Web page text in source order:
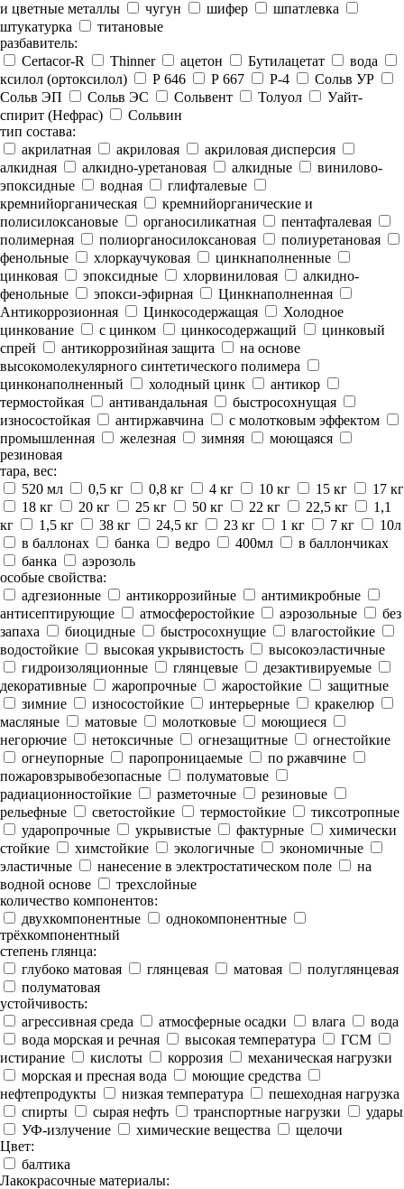
и цветные металлы
чугун шифер
шпатлевка
штукатурка
титановые
разбавитель:
Certacor-R
Thinner ацетон Бутилацетат
вода
ксилол (ортоксилол)
Р 646 Р 667 Р-4
Сольв УР
Сольв ЭП
Сольв ЭС Сольвент Толуол
Уайт-
спирит (Нефрас)
Сольвин
тип состава:
акрилатная
акриловая
акриловая дисперсия
алкидная
алкидно-уретановая алкидные
винилово-
эпоксидные
водная
глифталевые
кремнийорганическая
кремнийорганические и
полисилоксановые
органосиликатная
пентафталевая
полимерная
полиорганосилоксановая
полиуретановая
фенольные
хлоркаучуковая
цинкнаполненные
цинковая
эпоксидные хлорвиниловая
алкидно-
фенольные
эпокси-эфирная
Цинкнаполненная
Антикоррозионная
Цинкосодержащая
Холодное
цинкование
с цинком цинкосодержащий
цинковый
спрей
антикоррозийная защита
на основе
высокомолекулярного синтетического полимера
цинконаполненный
холодный цинк
антикор
термостойкая
антивандальная
быстросохнущая
износостойкая
антиржавчина
с молотковым эффектом
промышленная
железная зимняя
моющаяся
резиновая
тара, вес:
520 мл
0,5 кг 0,8 кг 4 кг 10 кг 15 кг
17 кг
18 кг
20 кг 25 кг 50 кг 22 кг 22,5 кг
1,1
кг
1,5 кг 38 кг 24,5 кг 23 кг 1 кг 7 кг
10л
в баллонах
банка ведро 400мл
в баллончиках
банка
аэрозоль
особые свойства:
адгезионные
антикоррозийные
антимикробные
антисептирующие
атмосферостойкие аэрозольные
без
запаха
биоцидные быстросохнущие
влагостойкие
водостойкие
высокая укрывистость
высокоэластичные
гидроизоляционные
глянцевые
дезактивируемые
декоративные
жаропрочные жаростойкие
защитные
зимние
износостойкие интерьерные
кракелюр
масляные
матовые молотковые
моющиеся
негорючие
нетоксичные огнезащитные
огнестойкие
огнеупорные
паропроницаемые
по ржавчине
пожаровзрывобезопасные
полуматовые
радиационностойкие
разметочные
резиновые
рельефные
светостойкие термостойкие
тиксотропные
ударопрочные
укрывистые фактурные
химически
стойкие
химстойкие экологичные
экономичные
эластичные
нанесение в электростатическом поле
на
водной основе
трехслойные
количество компонентов:
двухкомпонентные
однокомпонентные
трёхкомпонентный
степень глянца:
глубоко матовая
глянцевая матовая
полуглянцевая
полуматовая
устойчивость:
агрессивная среда
атмосферные осадки влага
вода
вода морская и речная
высокая температура
ГСМ
истирание
кислоты коррозия
механическая нагрузки
морская и пресная вода
моющие средства
нефтепродукты
низкая температура
пешеходная нагрузка
спирты
сырая нефть транспортные нагрузки
удары
УФ-излучение
химические вещества
щелочи
Цвет:
балтика
Лакокрасочные материалы: